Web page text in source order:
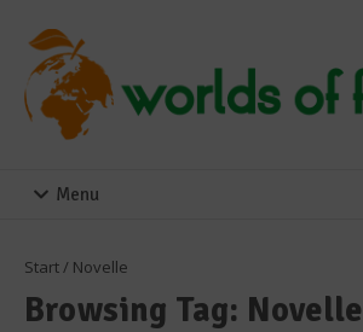
Menu
Start/ Novelle
Browsing Tag: Novelle